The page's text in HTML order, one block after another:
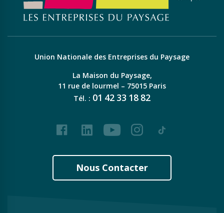
Union Nationale des Entreprises du Paysage
La Maison du Paysage,
11 rue de lourmel – 75015 Paris
Tél. : 01 42 33 18 82
FacebookLinkedInYoutubeInstagram
Tiktok
Nous Contacter